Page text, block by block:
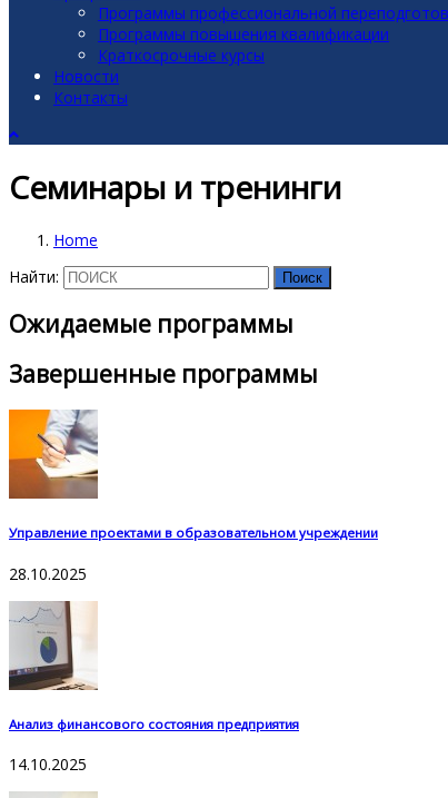
Программы профессиональной
Программы повышения квалификации
Краткосрочные курсы
Новости
Контакты
Семинары и тренинги
Home
Найти:
Ожидаемые программы
Завершенные программы
Управление проектами в образовательном учреждении
28.10.2025
Анализ финансового состояния предприятия
14.10.2025